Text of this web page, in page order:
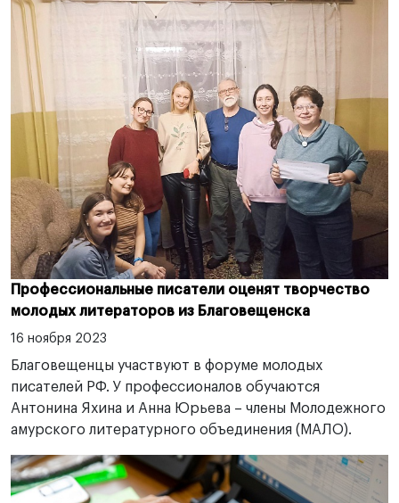
Профессиональные писатели оценят творчество
молодых литераторов из Благовещенска
16 ноября 2023
Благовещенцы участвуют в форуме молодых
писателей РФ. У профессионалов обучаются
Антонина Яхина и Анна Юрьева – члены Молодежного
амурского литературного объединения (МАЛО).